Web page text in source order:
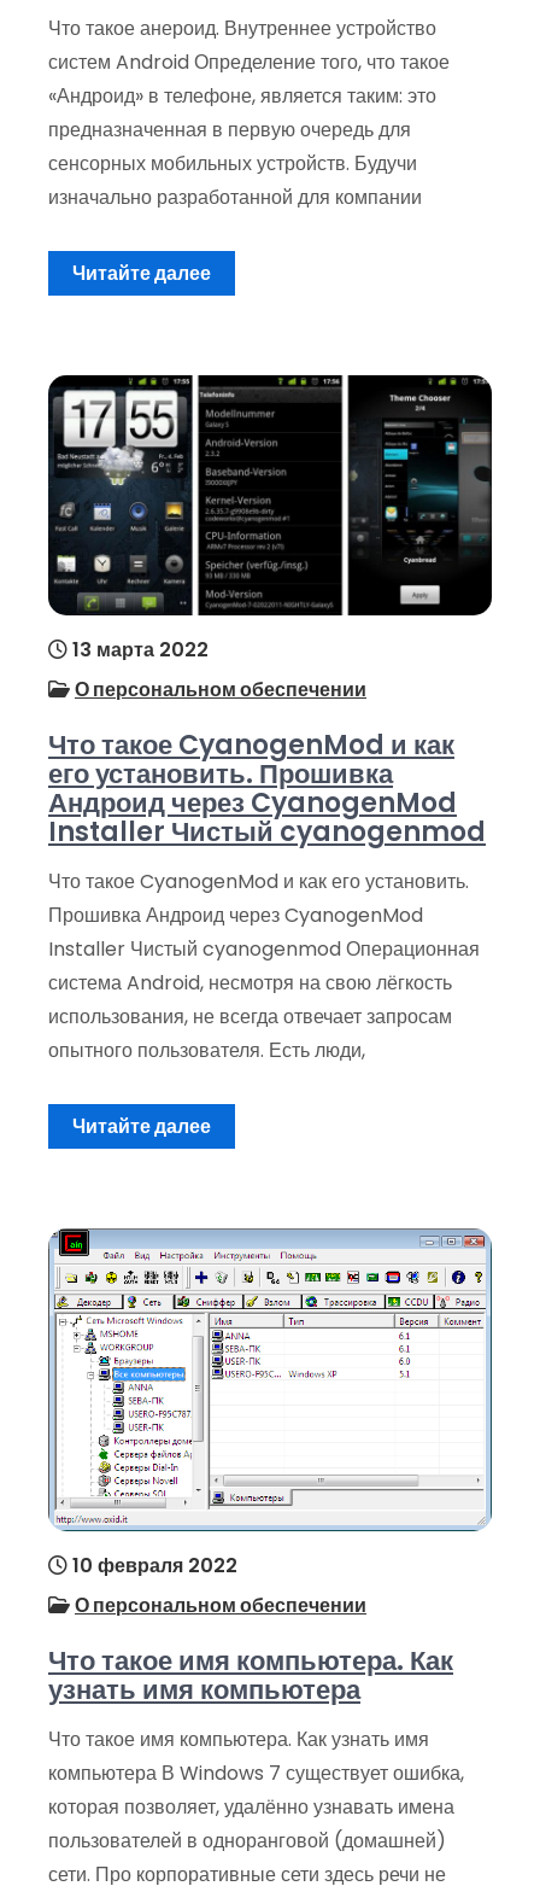
Что такое анероид. Внутреннее устройство
систем Android Определение того, что такое
«Андроид» в телефоне, является таким: это
предназначенная в первую очередь для
сенсорных мобильных устройств. Будучи
изначально разработанной для компании
Читайте далее
13 марта 2022
О персональном обеспечении
Что такое CyanogenMod и как
его установить. Прошивка
Андроид через CyanogenMod
Installer Чистый cyanogenmod
Что такое CyanogenMod и как его установить.
Прошивка Андроид через CyanogenMod
Installer Чистый cyanogenmod Операционная
система Android, несмотря на свою лёгкость
использования, не всегда отвечает запросам
опытного пользователя. Есть люди,
Читайте далее
10 февраля 2022
О персональном обеспечении
Что такое имя компьютера. Как
узнать имя компьютера
Что такое имя компьютера. Как узнать имя
компьютера В Windows 7 существует ошибка,
которая позволяет, удалённо узнавать имена
пользователей в одноранговой (домашней)
сети. Про корпоративные сети здесь речи не